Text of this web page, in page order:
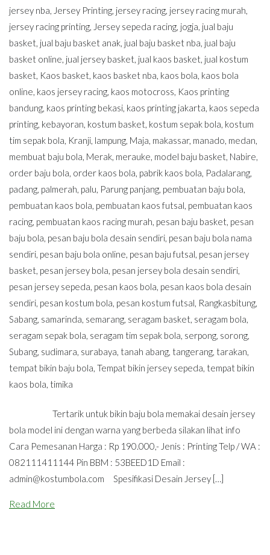
jersey nba, Jersey Printing, jersey racing, jersey racing murah,
jersey racing printing, Jersey sepeda racing, jogja, jual baju
basket, jual baju basket anak, jual baju basket nba, jual baju
basket online, jual jersey basket, jual kaos basket, jual kostum
basket, Kaos basket, kaos basket nba, kaos bola, kaos bola
online, kaos jersey racing, kaos motocross, Kaos printing
bandung, kaos printing bekasi, kaos printing jakarta, kaos sepeda
printing, kebayoran, kostum basket, kostum sepak bola, kostum
tim sepak bola, Kranji, lampung, Maja, makassar, manado, medan,
membuat baju bola, Merak, merauke, model baju basket, Nabire,
order baju bola, order kaos bola, pabrik kaos bola, Padalarang,
padang, palmerah, palu, Parung panjang, pembuatan baju bola,
pembuatan kaos bola, pembuatan kaos futsal, pembuatan kaos
racing, pembuatan kaos racing murah, pesan baju basket, pesan
baju bola, pesan baju bola desain sendiri, pesan baju bola nama
sendiri, pesan baju bola online, pesan baju futsal, pesan jersey
basket, pesan jersey bola, pesan jersey bola desain sendiri,
pesan jersey sepeda, pesan kaos bola, pesan kaos bola desain
sendiri, pesan kostum bola, pesan kostum futsal, Rangkasbitung,
Sabang, samarinda, semarang, seragam basket, seragam bola,
seragam sepak bola, seragam tim sepak bola, serpong, sorong,
Subang, sudimara, surabaya, tanah abang, tangerang, tarakan,
tempat bikin baju bola, Tempat bikin jersey sepeda, tempat bikin
kaos bola, timika
Tertarik untuk bikin baju bola memakai desain jersey
bola model ini dengan warna yang berbeda silakan lihat info
Cara Pemesanan Harga : Rp 190.000,- Jenis : Printing Telp / WA :
082111411144 Pin BBM : 53BEED1D Email :
admin@kostumbola.com Spesifikasi Desain Jersey […]
Read More